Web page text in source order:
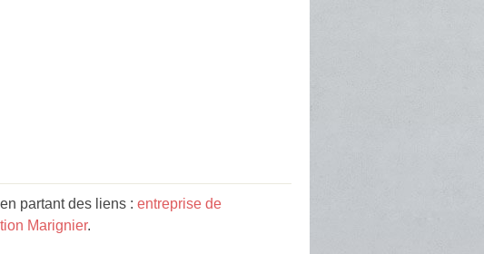
partant des liens : entreprise de
Marignier.